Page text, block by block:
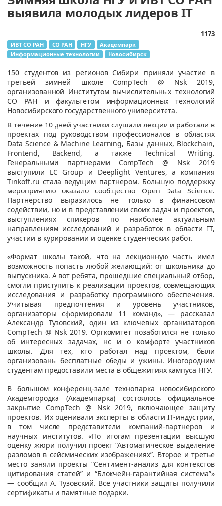
выявила молодых лидеров IT
1173
ИВТ СО РАН СО РАН НГУ
Академпарк
Информационные технологии
Новосибирск
​150 студентов из регионов Сибири приняли участие в
третьей зимней школе CompTech @ Nsk 2019,
организованной Институтом вычислительных технологий
СО РАН и факультетом информационных технологий
Новосибирского государственного университета.
В течение 10 дней участники слушали лекции и работали в
проектах под руководством профессионалов в областях
Data Science & Machine Learning, Базы данных, Blockchain,
Frontend, Backend, а также Technical Writing.
Генеральными партнерами CompTech @ Nsk 2019
выступили LC Group и Deeplight Ventures, а компания
Tinkoff.ru стала ведущим партнером. Большую поддержку
мероприятию оказало сообщество Open Data Science.
Партнерство выразилось не только в финансовом
содействии, но и в представлении своих задач и проектов,
выступлениях спикеров по наиболее актуальным
направлениям исследований и разработок в области IT,
участии в курировании и оценке студенческих работ.
«Формат школы такой, что на лекционную часть имел
возможность попасть любой желающий: от школьника до
выпускника. А вот ребята, прошедшие специальный отбор,
смогли приступить к реализации проектов, совмещающих
исследования и разработку программного обеспечения.
Учитывая предпочтения и уровень участников,
организаторы сформировали 11 команд», — рассказал
Александр Тузовский, один из ключевых организаторов
CompTech @ Nsk 2019. Оргкомитет позаботился не только
об интересных задачах, но и о комфорте участников
школы. Для тех, кто работал над проектом, были
организованы бесплатные обеды и ужины. Иногородним
студентам предоставили места в общежитиях кампуса НГУ.
В большом конференц-зале технопарка новосибирского
Академгородка (Академпарка) состоялось официальное
закрытие CompTech @ Nsk 2019, включающее защиту
проектов. Их оценивали эксперты в области IT-индустрии,
в том числе представители компаний-партнеров и
научных институтов. «По итогам презентации высшую
оценку жюри получил проект “Автоматическое выделение
разломов в сейсмических изображениях”. Второе и третье
место заняли проекты “Сентимент-анализ для контекстов
цитирования статей” и “Блокчейн-гарантийная система”»
— сообщил А. Тузовский. Все участники защиты получили
сертификаты и памятные подарки.